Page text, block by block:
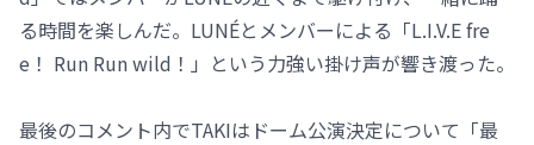
る時間を楽しんだ。LUNÉとメンバーによる「L.I.V.E fre
e！ Run Run wild！」という力強い掛け声が響き渡った。
最後のコメント内でTAKIはドーム公演決定について「最